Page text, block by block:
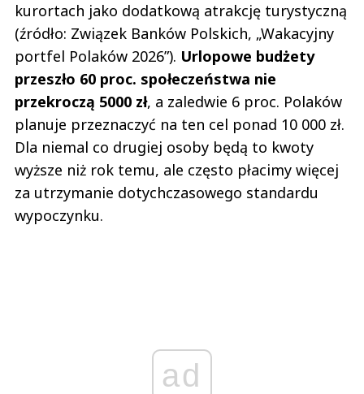
kurortach jako dodatkową atrakcję turystyczną
(źródło: Związek Banków Polskich, „Wakacyjny
portfel Polaków 2026”). Urlopowe budżety
przeszło 60 proc. społeczeństwa nie
przekroczą 5000 zł, a zaledwie 6 proc. Polaków
planuje przeznaczyć na ten cel ponad 10 000 zł.
Dla niemal co drugiej osoby będą to kwoty
wyższe niż rok temu, ale często płacimy więcej
za utrzymanie dotychczasowego standardu
wypoczynku.
ad